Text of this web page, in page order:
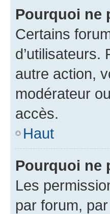
Pourquoi ne
Certains
d’utilisateurs.
autre action,
modérateur
accès.
Haut
Pourquoi ne
Les
par forum,